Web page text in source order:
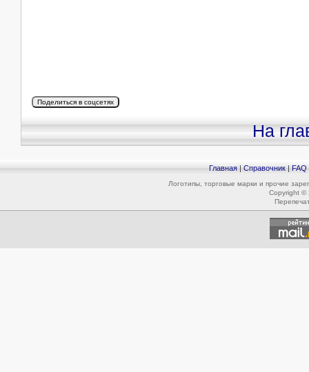
На
Главная|Справочник|FAQ
Логотипы, торговые марки и прочие
Copyright ©